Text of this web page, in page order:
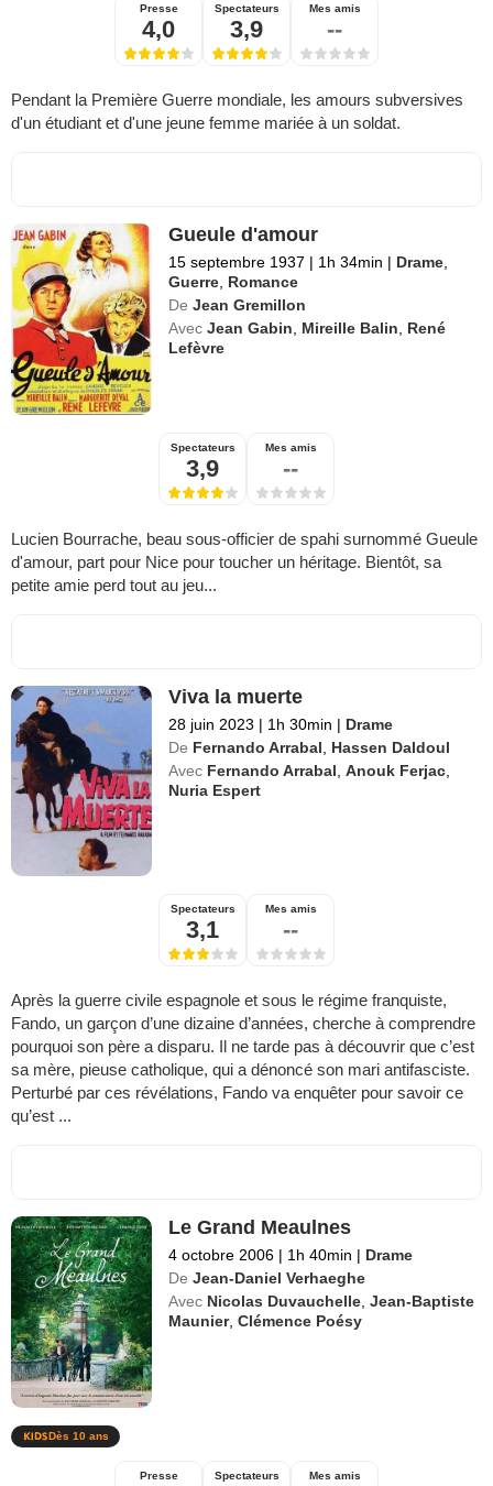
Presse
4,0
Spectateurs
3,9
Mes amis
--
Pendant la Première Guerre mondiale, les amours subversives
d'un étudiant et d'une jeune femme mariée à un soldat.
Gueule d'amour
15 septembre 1937 | 1h 34min | Drame
Guerre Romance
De Jean Gremillon
Avec Jean Gabin Mireille Balin
René
Lefèvre
Spectateurs
3,9
Mes amis
--
Lucien Bourrache, beau sous-officier de spahi surnommé Gueule
d'amour, part pour Nice pour toucher un héritage. Bientôt, sa
petite amie perd tout au jeu...
Viva la muerte
28 juin 2023 | 1h 30min | Drame
De Fernando Arrabal
Hassen Daldoul
Avec Fernando Arrabal ,Anouk Ferjac
Nuria Espert
Spectateurs
3,1
Mes amis
--
Après la guerre civile espagnole et sous le régime franquiste,
Fando, un garçon d’une dizaine d’années, cherche à comprendre
pourquoi son père a disparu. Il ne tarde pas à découvrir que c’est
sa mère, pieuse catholique, qui a dénoncé son mari antifasciste.
Perturbé par ces révélations, Fando va enquêter pour savoir ce
qu’est ...
Le Grand Meaulnes
4 octobre 2006 | 1h 40min | Drame
De Jean-Daniel Verhaeghe
Avec Nicolas Duvauchelle,Jean-Baptiste
Maunier,Clémence Poésy
Dès 10 ans
Presse Spectateurs Mes amis